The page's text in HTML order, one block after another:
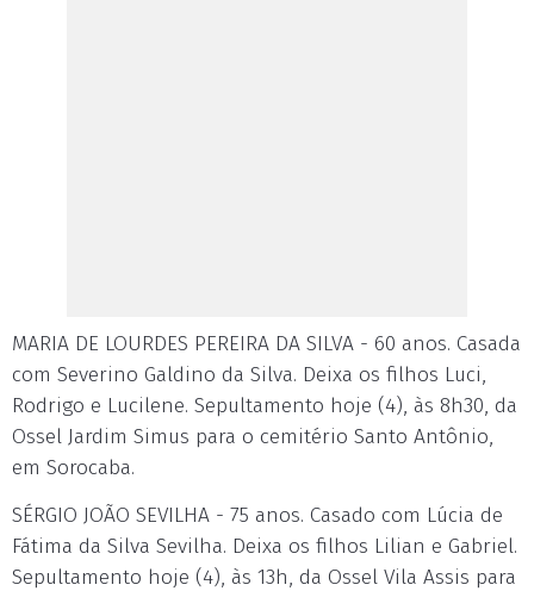
MARIA DE LOURDES PEREIRA DA SILVA - 60 anos. Casada
com Severino Galdino da Silva. Deixa os filhos Luci,
Rodrigo e Lucilene. Sepultamento hoje (4), às 8h30, da
Ossel Jardim Simus para o cemitério Santo Antônio,
em Sorocaba.
SÉRGIO JOÃO SEVILHA - 75 anos. Casado com Lúcia de
Fátima da Silva Sevilha. Deixa os filhos Lilian e Gabriel.
Sepultamento hoje (4), às 13h, da Ossel Vila Assis para